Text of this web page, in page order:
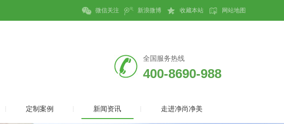
微信关注 新浪微博 收藏本站 网站地图
全国服务热线
400-8690-988
定制案例 新闻资讯 走进净尚净美